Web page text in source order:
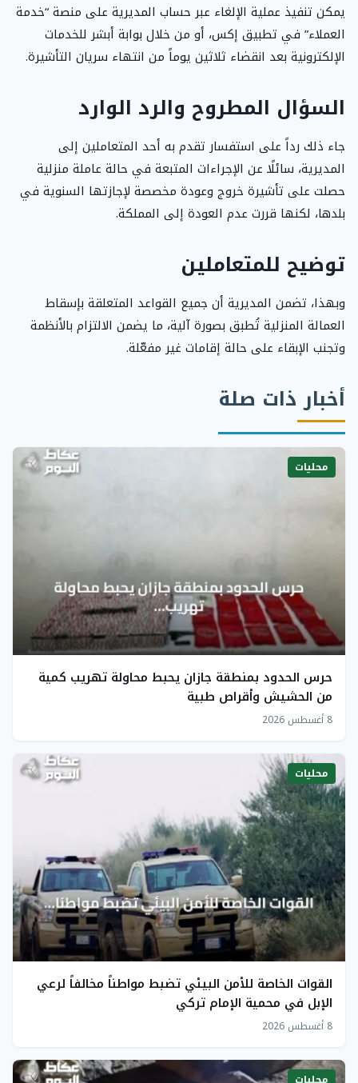
يمكن تنفيذ عملية الإلغاء عبر حساب المديرية على منصة “خدمة
العملاء” في تطبيق إكس، أو من خلال بوابة أبشر للخدمات
الإلكترونية بعد انقضاء ثلاثين يوماً من انتهاء سريان التأشيرة.
السؤال المطروح والرد الوارد
جاء ذلك رداً على استفسار تقدم به أحد المتعاملين إلى
المديرية، سائلًا عن الإجراءات المتبعة في حالة عاملة منزلية
حصلت على تأشيرة خروج وعودة مخصصة لإجازتها السنوية في
بلدها، لكنها قررت عدم العودة إلى المملكة.
توضيح للمتعاملين
وبهذا، تضمن المديرية أن جميع القواعد المتعلقة بإسقاط
العمالة المنزلية تُطبق بصورة آلية، ما يضمن الالتزام بالأنظمة
وتجنب الإبقاء على حالة إقامات غير مفعّلة.
أخبار ذات صلة
محليات
حرس الحدود بمنطقة جازان يحبط محاولة تهريب كمية
من الحشيش وأقراص طبية
8 أغسطس 2026
محليات
القوات الخاصة للأمن البيئي تضبط مواطناً مخالفاً لرعي
الإبل في محمية الإمام تركي
8 أغسطس 2026
محليات